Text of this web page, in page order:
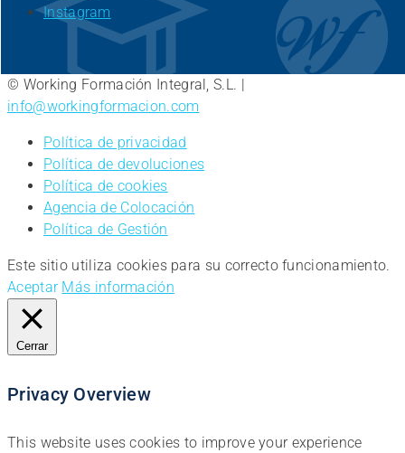
Instagram
© Working Formación Integral, S.L. |
info@workingformacion.com
Política de privacidad
Política de devoluciones
Política de cookies
Agencia de Colocación
Política de Gestión
Este sitio utiliza cookies para su correcto funcionamiento.
Aceptar Más información
Cerrar
Privacy Overview
This website uses cookies to improve your experience